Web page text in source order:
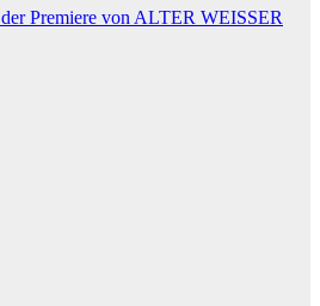
Premiere von ALTER WEISSER